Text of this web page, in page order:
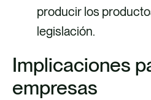
producir los
legislación.
Implicaciones
empresas